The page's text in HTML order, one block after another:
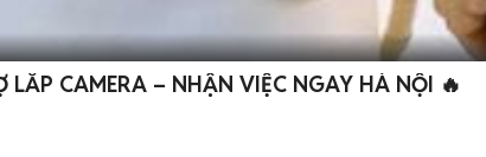
🔥 TUYỂN THỢ LẮP CAMERA – NHẬN VIỆC NGAY HÀ NỘI 🔥